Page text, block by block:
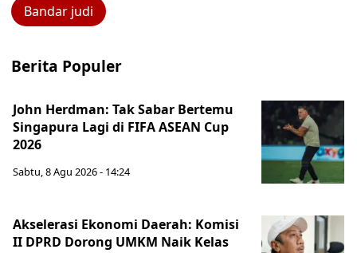
Bandar judi
Berita Populer
John Herdman: Tak Sabar Bertemu
Singapura Lagi di FIFA ASEAN Cup
2026
Sabtu, 8 Agu 2026 - 14:24
Akselerasi Ekonomi Daerah: Komisi
II DPRD Dorong UMKM Naik Kelas